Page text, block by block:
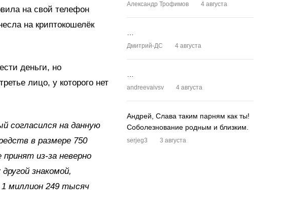
на свой телефон
на криптокошелёк
деньги, но
лицо, у которого нет
согласился на данную
в размере 750
из‑за неверно
знакомой,
миллион 249 тысяч
Александр Трофимов 4 августа
Дмитрий-ДС 4 августа
andreevaivsv 4 августа
Андрей, Слава таким парням как ты!
Соболезнование родным и близким.
serjeg3 3 августа